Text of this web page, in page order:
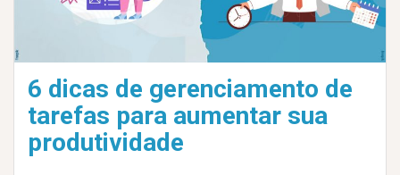
6 dicas de gerenciamento de
tarefas para aumentar sua
produtividade